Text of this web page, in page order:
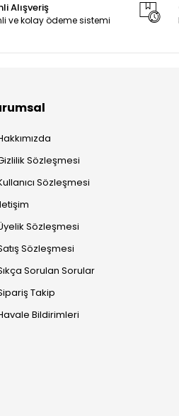
Alışveriş
ve kolay ödeme sistemi
Sözleşmesi
Sözleşmesi
Sözleşmesi
Sözleşmesi
Sorulan Sorular
Takip
Bildirimleri